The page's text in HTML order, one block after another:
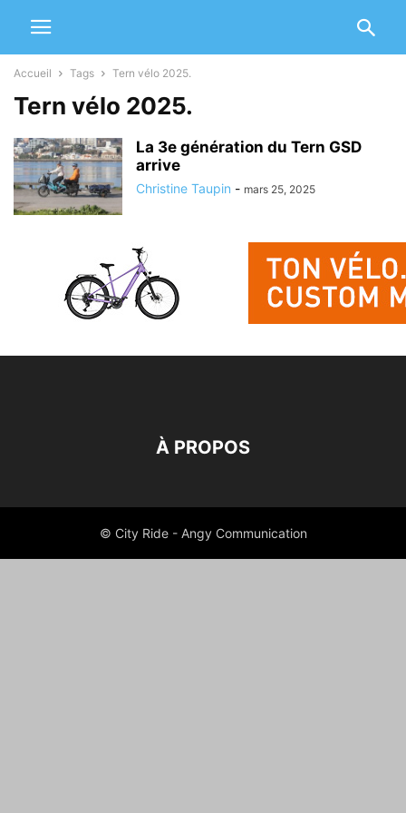
Accueil Tags Tern vélo 2025.
Tern vélo 2025.
La 3e génération du Tern GSD
arrive
Christine Taupin - mars 25, 2025
À PROPOS
© City Ride - Angy Communication